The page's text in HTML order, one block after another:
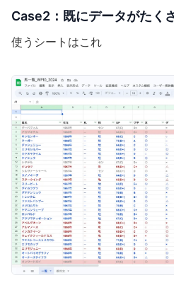
Case2：既にデータがたく
使うシートはこれ